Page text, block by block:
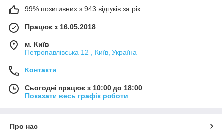
99% позитивних з 943 відгуків за рік
Працює з 16.05.2018
м. Київ
Петропавлівська 12 , Київ, Україна
Контакти
Сьогодні працює з 10:00 до 18:00
Показати весь графік роботи
Про нас